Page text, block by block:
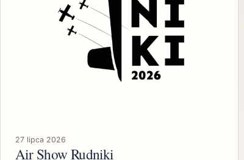
27 lipca 2026
Air Show Rudniki